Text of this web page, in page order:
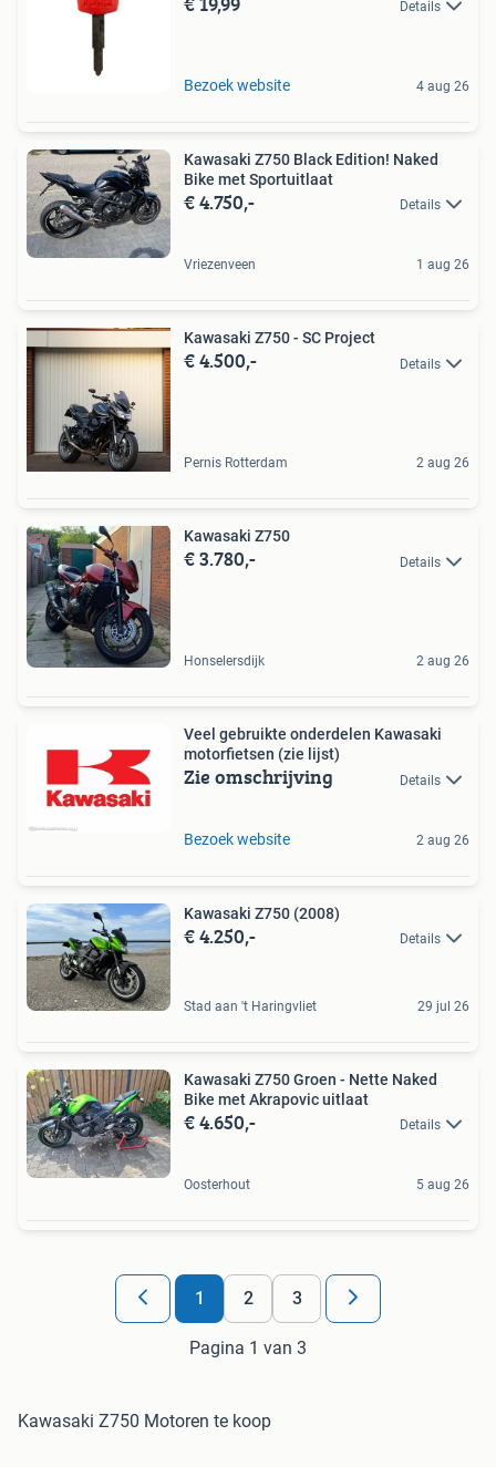
Details
Bezoek website 4 aug 26
Kawasaki Z750 Black Edition! Naked
Bike met Sportuitlaat
€ 4.750,- Details
Vriezenveen 1 aug 26
Kawasaki Z750 - SC Project
€ 4.500,- Details
Pernis Rotterdam 2 aug 26
Kawasaki Z750
€ 3.780,- Details
Honselersdijk 2 aug 26
Veel gebruikte onderdelen Kawasaki
motorfietsen (zie lijst)
Zie omschrijving Details
Bezoek website 2 aug 26
Kawasaki Z750 (2008)
€ 4.250,- Details
Stad aan 't Haringvliet 29 jul 26
Kawasaki Z750 Groen - Nette Naked
Bike met Akrapovic uitlaat
€ 4.650,- Details
Oosterhout 5 aug 26
1 2 3
Pagina 1 van 3
Kawasaki Z750 Motoren te koop